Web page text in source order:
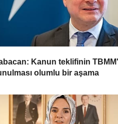
Kanun teklifinin
olumlu bir aşama